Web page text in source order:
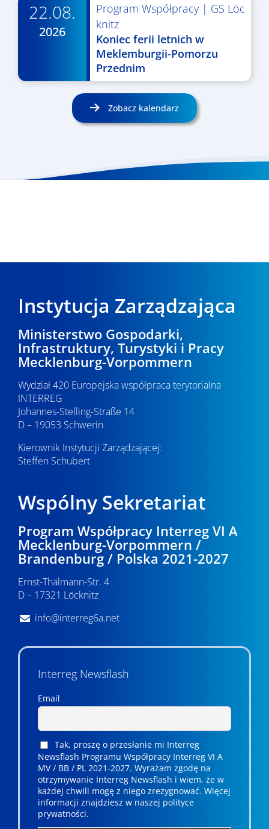
22.08.
2026
Program Współpracy| GS Löc
knitz
Koniec ferii letnich w
Meklemburgii-Pomorzu
Przednim
Zobacz kalendarz
Instytucja Zarządzająca
Ministerstwo Gospodarki,
Infrastruktury, Turystyki i Pracy
Mecklenburg-Vorpommern
Wydział 420 Europejska współpraca terytorialna
INTERREG
Johannes-Stelling-Straße 14
D – 19053 Schwerin
Kierownik Instytucji Zarządzającej:
Steffen Schubert
Wspólny Sekretariat
Program Współpracy Interreg VI A
Mecklenburg-Vorpommern /
Brandenburg / Polska 2021-2027
Ernst-Thälmann-Str. 4
D – 17321 Löcknitz
info@interreg6a.net
Interreg Newsflash
Email
Tak, proszę o przesłanie mi Interreg
Newsflash Programu Współpracy Interreg VI A
MV / BB / PL 2021-2027. Wyrażam zgodę na
otrzymywanie Interreg Newsflash i wiem, że w
każdej chwili mogę z niego zrezygnować. ­­Więcej
informacji znajdziesz w naszej polityce
prywatności.